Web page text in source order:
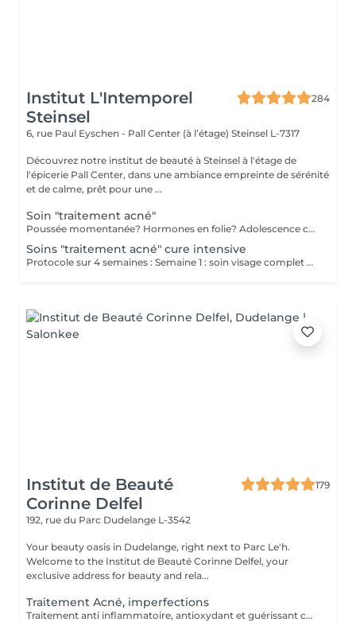
Institut L'Intemporel
Steinsel
284
6, rue Paul Eyschen - Pall Center (à l’étage) Steinsel L-7317
Découvrez notre institut de beauté à Steinsel à l'étage de
l'épicerie Pall Center, dans une ambiance empreinte de sérénité
et de calme, prêt pour une ...
Soin "traitement acné"
Poussée momentanée? Hormones en folie? Adolescence compliquée? Ce soin est pour vous. Le soin visage complet comprend un nettoyage en profondeur de la peau avec vapeur et extraction des comédons, un léger massage suivi de 20' de traitement. LED et un masque apaisant ou purifiant. Le soin flash est conseillé en entretien suite à un soin complet, entre 2 soins par exemple ou si acné plus tenace. Il comprend un nettoyage du visage, un léger massage et le traitement LED 20'. Pourquoi la LED? La puissance de la lumière LED bleue agit rapidement et efficacement pour éliminer l'acné, les imperfections et l'inflammation existantes, sans dessécher la peau. Elle régule également la production de sébum pour prévenir de futures éruptions cutanées, laissant votre peau claire, saine et lisse.
Soins "traitement acné" cure intensive
Protocole sur 4 semaines : Semaine 1 : soin visage complet + un soin flash (espacé de 2 jours minimum) Semaine 2 / 3 et 4 : 2 soins flash (espacé de 2 jours minimum) Descriptif complet : voir "Soin traitement acné"
Institut de Beauté
Corinne Delfel
179
192, rue du Parc Dudelange L-3542
Your beauty oasis in Dudelange, right next to Parc Le'h.
Welcome to the Institut de Beauté Corinne Delfel, your
exclusive address for beauty and rela...
Traitement Acné, imperfections
Traitement anti inflammatoire, antioxydant et guérissant contre l'acné